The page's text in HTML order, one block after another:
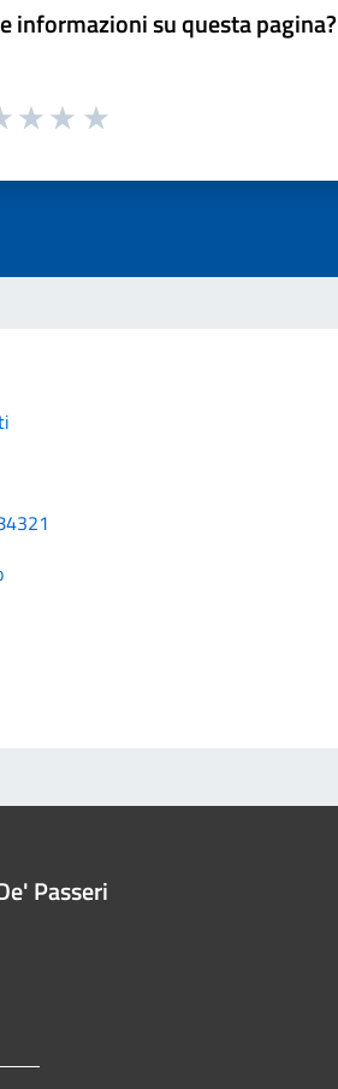
informazioni su questa pagina?
Passeri